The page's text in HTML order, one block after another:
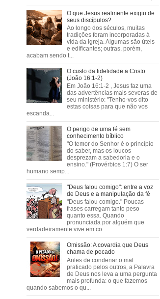
O que Jesus realmente exigiu de
seus discípulos?
Ao longo dos séculos, muitas
tradições foram incorporadas à
vida da igreja. Algumas são úteis
e edificantes; outras, porém,
acabam sendo t...
O custo da fidelidade a Cristo
(João 16:1-2)
Em João 16:1-2 , Jesus faz uma
das advertências mais severas de
seu ministério: "Tenho-vos dito
estas coisas para que não vos
escanda...
O perigo de uma fé sem
conhecimento bíblico
"O temor do Senhor é o princípio
do saber, mas os loucos
desprezam a sabedoria e o
ensino." (Provérbios 1:7) O ser
humano semp...
"Deus falou comigo": entre a voz
de Deus e a manipulação da fé
"Deus falou comigo." Poucas
frases carregam tanto peso
quanto essa. Quando
pronunciada por alguém que
verdadeiramente vive em co...
Omissão: A covardia que Deus
chama de pecado
Antes de condenar o mal
praticado pelos outros, a Palavra
de Deus nos leva a uma pergunta
mais profunda: o que fazemos
quando sabemos o qu...